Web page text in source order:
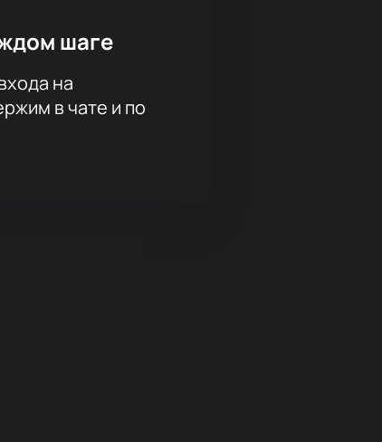
шаге
на
в чате и по